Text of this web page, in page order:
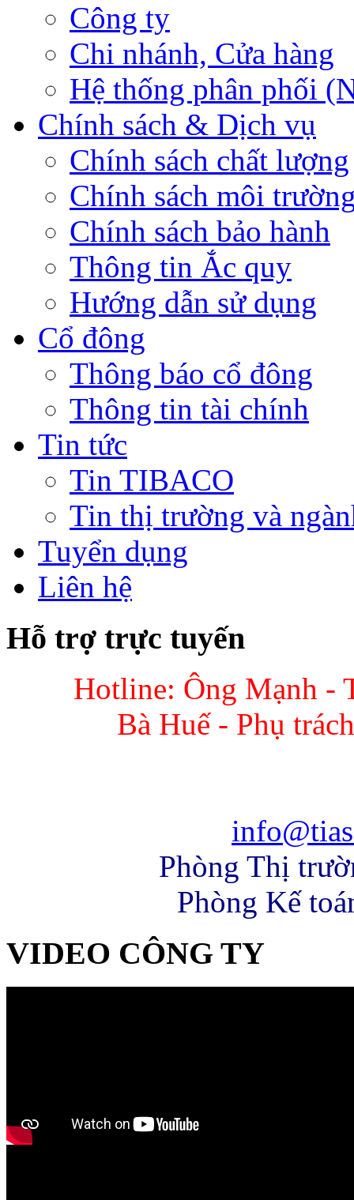
Công ty
Chi nhánh, Cửa hàng
Hệ thống phân phối
Chính sách & Dịch vụ
Chính sách chất lượng
Chính sách môi
Chính sách bảo hành
Thông tin Ắc quy
Hướng dẫn sử dụng
Cổ đông
Thông báo cổ đông
Thông tin tài chính
Tin tức
Tin TIBACO
Tin thị trường và
Tuyển dụng
Liên hệ
Hỗ trợ trực tuyến
Hotline: Ông Mạnh -
Bà Huế - Phụ
Phòng Thị
Phòng Kế
VIDEO CÔNG TY